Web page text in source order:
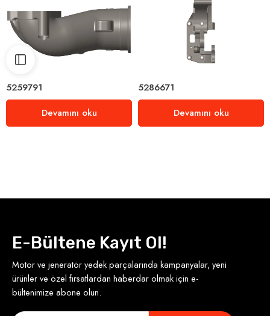
5259791
Devamını oku
5286671
Devamını oku
E-Bültene Kayıt Ol!
Motor ve jeneratör yedek parçalarında kampanyalar, yeni
ürünler ve özel fırsatlardan haberdar olmak için e-
bültenimize abone olun.